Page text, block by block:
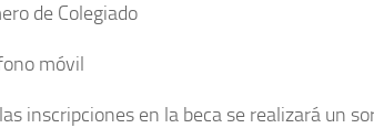
de Colegiado
móvil
inscripciones en la beca se realizará un